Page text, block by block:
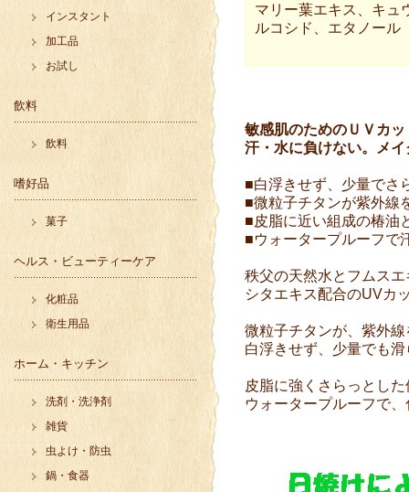
マリー葉エキス、キュ
ルコシド、エタノール
敏感肌のためのＵＶカ
汗・水に負けない。メ
■白浮きせず、少量でさ
■微粒子チタンが紫外線
■皮脂に近い組成の椿油
■ウォータープルーフで
秩父の天然水とフムス
シタエキス配合のUVカ
微粒子チタンが、紫外
白浮きせず、少量でも
皮脂に強くさらっとし
ウォータープルーフで
インスタント
加工品
お試し
飲料
飲料
嗜好品
菓子
ヘルス・ビューティーケア
化粧品
衛生用品
ホーム・キッチン
洗剤・洗浄剤
雑貨
虫よけ・防虫
鍋・食器